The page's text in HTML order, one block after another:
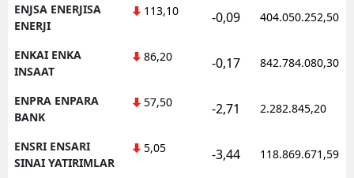
ENJSA ENERJISA
ENERJI
113,10 -0,09 404.050.252,50
ENKAI ENKA
INSAAT
86,20 -0,17 842.784.080,30
ENPRA ENPARA
BANK
57,50 -2,71 2.282.845,20
ENSRI ENSARI
SINAI YATIRIMLAR
5,05 -3,44 118.869.671,59